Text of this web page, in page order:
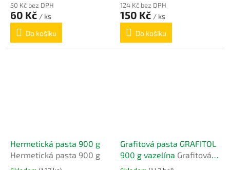
50 Kč bez DPH
60 Kč / ks
Do košíku
124 Kč bez DPH
150 Kč / ks
Do košíku
Hermetická pasta 900 g
Hermetická pasta 900 g
Grafitová pasta GRAFITOL
900 g vazelína Grafitová
pasta 900 g